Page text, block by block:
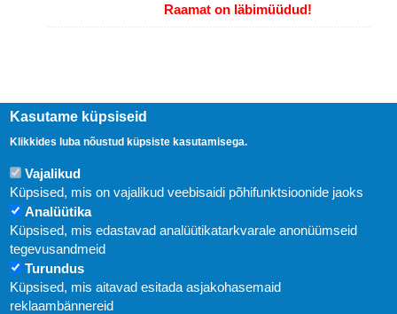
Raamat on läbimüüdud!
Uudised
KIRJASTUS PEGASUS OÜ © 2020
Kasutame küpsiseid
Klikkides luba nõustud küpsiste kasutamisega.
Vajalikud
Küpsised, mis on vajalikud veebisaidi põhifunktsioonide jaoks
Analüütika
Küpsised, mis edastavad analüütikatarkvarale anonüümseid
tegevusandmeid
Turundus
Küpsised, mis aitavad esitada asjakohasemaid
reklaambännereid